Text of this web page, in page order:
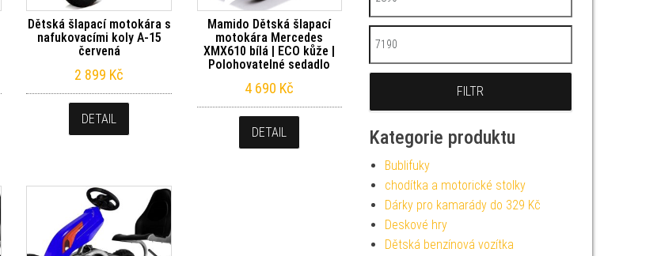
Dětská šlapací motokára s
nafukovacími koly A-15
červená
2 899 Kč
DETAIL
Mamido Dětská šlapací
motokára Mercedes
XMX610 bílá | ECO kůže |
Polohovatelné sedadlo
4 690 Kč
DETAIL
Maximální cena
FILTR
Kategorie produktu
Bublifuky
chodítka a motorické stolky
Dárky pro kamarády do 329 Kč
Deskové hry
Dětská benzínová vozítka